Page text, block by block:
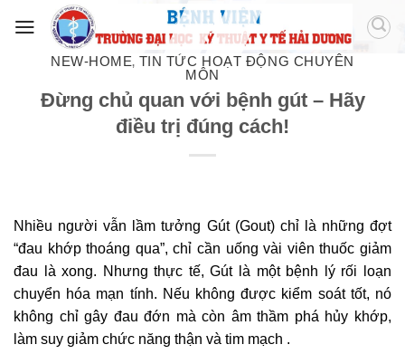
NEW-HOME, TIN TỨC HOẠT ĐỘNG CHUYÊN
MÔN
Đừng chủ quan với bệnh gút – Hãy
điều trị đúng cách!
Nhiều người vẫn lầm tưởng Gút (Gout) chỉ là những đợt
“đau khớp thoáng qua”, chỉ cần uống vài viên thuốc giảm
đau là xong. Nhưng thực tế, Gút là một bệnh lý rối loạn
chuyển hóa mạn tính. Nếu không được kiểm soát tốt, nó
không chỉ gây đau đớn mà còn âm thầm phá hủy khớp,
làm suy giảm chức năng thận và tim mạch .